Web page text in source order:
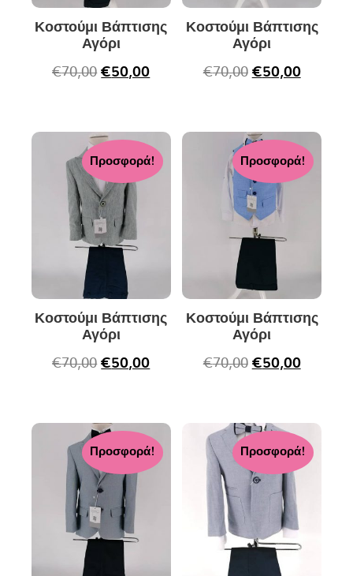
Κοστούμι Βάπτισης
Αγόρι
€70,00 €50,00
Κοστούμι Βάπτισης
Αγόρι
€70,00 €50,00
Προσφορά!
Κοστούμι Βάπτισης
Αγόρι
€70,00 €50,00
Προσφορά!
Κοστούμι Βάπτισης
Αγόρι
€70,00 €50,00
Προσφορά! Προσφορά!